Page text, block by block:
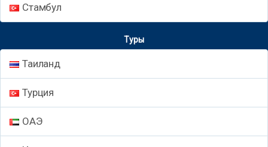
Стамбул
Туры
Таиланд
Турция
ОАЭ